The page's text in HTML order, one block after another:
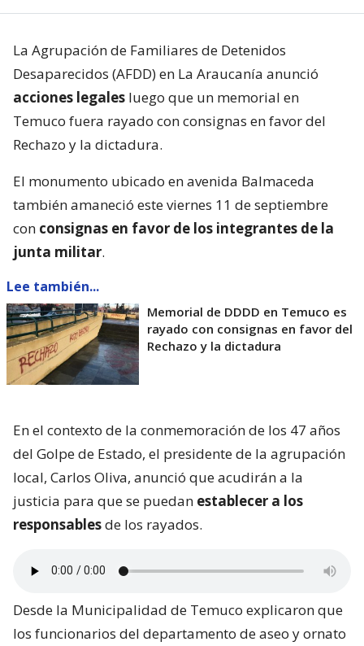
La Agrupación de Familiares de Detenidos
Desaparecidos (AFDD) en La Araucanía anunció
acciones legales luego que un memorial en
Temuco fuera rayado con consignas en favor del
Rechazo y la dictadura.
El monumento ubicado en avenida Balmaceda
también amaneció este viernes 11 de septiembre
con consignas en favor de los integrantes de la
junta militar.
Lee también...
Memorial de DDDD en Temuco es
rayado con consignas en favor del
Rechazo y la dictadura
En el contexto de la conmemoración de los 47 años
del Golpe de Estado, el presidente de la agrupación
local, Carlos Oliva, anunció que acudirán a la
justicia para que se puedan establecer a los
responsablesde los rayados.
Desde la Municipalidad de Temuco explicaron que
los funcionarios del departamento de aseo y ornato